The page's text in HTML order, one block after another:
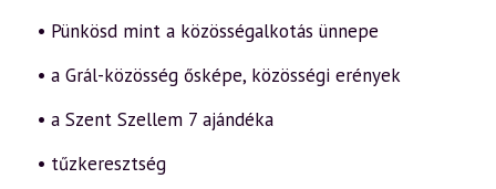
• Pünkösd mint a közösségalkotás ünnepe
• a Grál-közösség ősképe, közösségi erények
• a Szent Szellem 7 ajándéka
• tűzkeresztség